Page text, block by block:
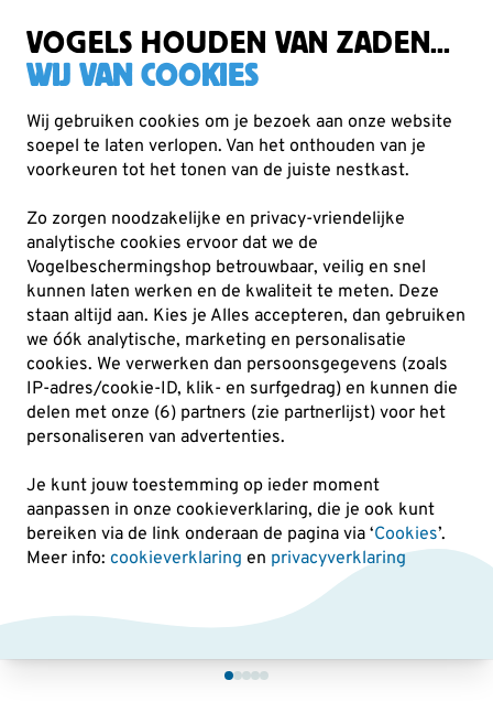
VOGELS HOUDEN VAN ZADEN...
WIJ VAN COOKIES
Wij gebruiken cookies om je bezoek aan onze website
soepel te laten verlopen. Van het onthouden van je
voorkeuren tot het tonen van de juiste nestkast.
Zo zorgen noodzakelijke en privacy-vriendelijke
analytische cookies ervoor dat we de
Vogelbeschermingshop betrouwbaar, veilig en snel
kunnen laten werken en de kwaliteit te meten. Deze
staan altijd aan. Kies je Alles accepteren, dan gebruiken
we óók analytische, marketing en personalisatie
cookies. We verwerken dan persoonsgegevens (zoals
IP-adres/cookie-ID, klik- en surfgedrag) en kunnen die
delen met onze (6) partners (zie partnerlijst) voor het
personaliseren van advertenties.
Je kunt jouw toestemming op ieder moment
aanpassen in onze cookieverklaring, die je ook kunt
bereiken via de link onderaan de pagina via ‘Cookies’.
Meer info: cookieverklaring en privacyverklaring
Verrekijkers Vogelbescherming Optiek